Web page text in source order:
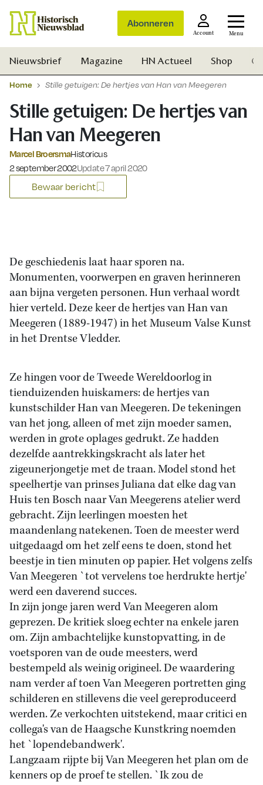
Abonneren
Account Menu
Nieuwsbrief Magazine HN Actueel Shop
Home Stille getuigen: De hertjes van Han van Meegeren
Stille getuigen: De hertjes van
Han van Meegeren
Marcel BroersmaHistoricus
Gepubliceerd op:
2 september 2002Update 7 april 2020
Bewaar bericht
De geschiedenis laat haar sporen na.
Monumenten, voorwerpen en graven herinneren
aan bijna vergeten personen. Hun verhaal wordt
hier verteld. Deze keer de hertjes van Han van
Meegeren (1889-1947) in het Museum Valse Kunst
in het Drentse Vledder.
Ze hingen voor de Tweede Wereldoorlog in
tienduizenden huiskamers: de hertjes van
kunstschilder Han van Meegeren. De tekeningen
van het jong, alleen of met zijn moeder samen,
werden in grote oplages gedrukt. Ze hadden
dezelfde aantrekkingskracht als later het
zigeunerjongetje met de traan. Model stond het
speelhertje van prinses Juliana dat elke dag van
Huis ten Bosch naar Van Meegerens atelier werd
gebracht. Zijn leerlingen moesten het
maandenlang natekenen. Toen de meester werd
uitgedaagd om het zelf eens te doen, stond het
beestje in tien minuten op papier. Het volgens zelfs
Van Meegeren `tot vervelens toe herdrukte hertje'
werd een daverend succes.
In zijn jonge jaren werd Van Meegeren alom
geprezen. De kritiek sloeg echter na enkele jaren
om. Zijn ambachtelijke kunstopvatting, in de
voetsporen van de oude meesters, werd
bestempeld als weinig origineel. De waardering
nam verder af toen Van Meegeren portretten ging
schilderen en stillevens die veel gereproduceerd
werden. Ze verkochten uitstekend, maar critici en
collega's van de Haagsche Kunstkring noemden
het `lopendebandwerk'.
Langzaam rijpte bij Van Meegeren het plan om de
kenners op de proef te stellen. `Ik zou de